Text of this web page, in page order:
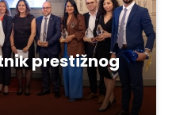
prestižnog